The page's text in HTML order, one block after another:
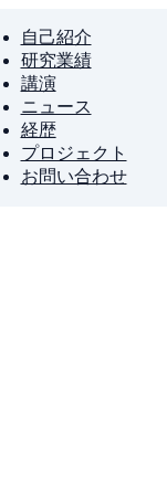
自己紹介
研究業績
講演
ニュース
経歴
プロジェクト
お問い合わせ